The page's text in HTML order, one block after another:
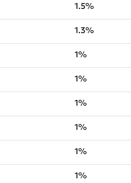
1.5%
1.3%
1%
1%
1%
1%
1%
1%